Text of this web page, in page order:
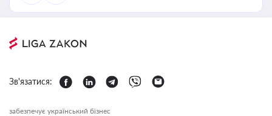
Зв'язатися:
забезпечує український бізнес